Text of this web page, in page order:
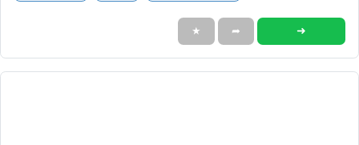
★ ➦ ➜